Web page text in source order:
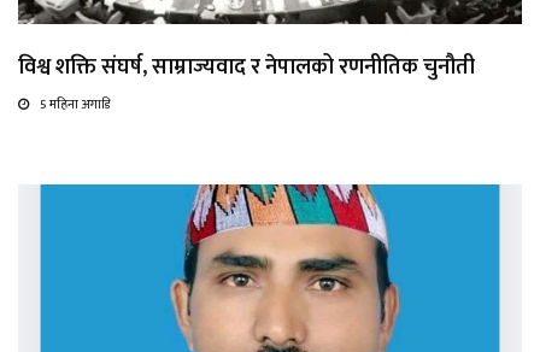
विश्व शक्ति संघर्ष, साम्राज्यवाद र नेपालको रणनीतिक चुनौती
5 महिना अगाडि